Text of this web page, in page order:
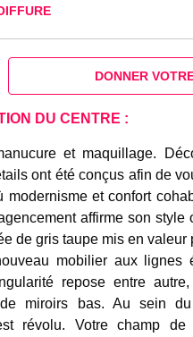
DONNER
DU CENTRE :
et maquillage.
ont été conçus afin de
modernisme et confort
affirme son
de gris taupe mis en
mobilier aux lignes
repose entre
miroirs bas. Au sein
révolu. Votre champ